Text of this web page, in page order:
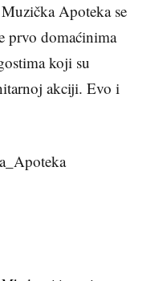
Apoteka se
prvo domaćinima
koji su
akciji. Evo i